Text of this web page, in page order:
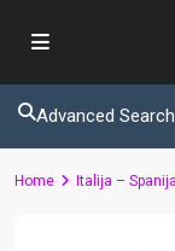
Advanced Search
Home Italija –